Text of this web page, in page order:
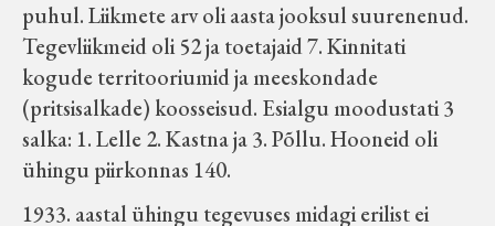
puhul. Liikmete arv oli aasta jooksul suurenenud.
Tegevliikmeid oli 52 ja toetajaid 7. Kinnitati
kogude territooriumid ja meeskondade
(pritsisalkade) koosseisud. Esialgu moodustati 3
salka: 1. Lelle 2. Kastna ja 3. Põllu. Hooneid oli
ühingu piirkonnas 140.
1933. aastal ühingu tegevuses midagi erilist ei